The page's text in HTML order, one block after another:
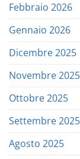
Febbraio 2026
Gennaio 2026
Dicembre 2025
Novembre 2025
Ottobre 2025
Settembre 2025
Agosto 2025